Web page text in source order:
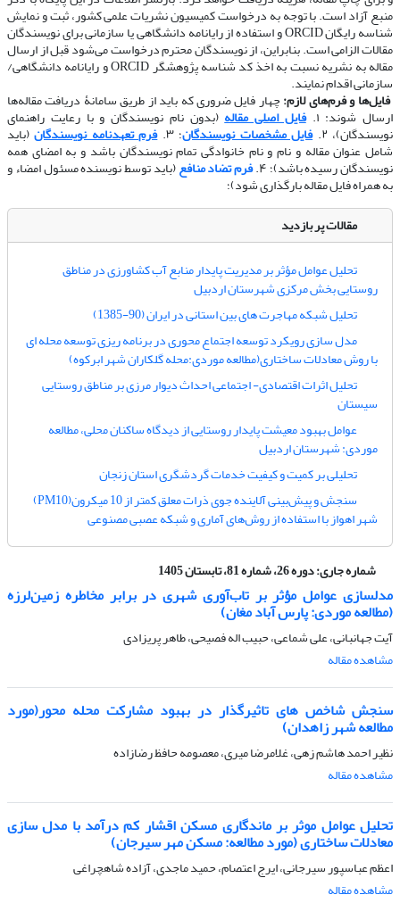
منبع آزاد است. با توجه به درخواست کمیسیون نشریات علمی کشور، ثبت و نمایش
شناسه رایگان ORCID و استفاده از رایانامه دانشگاهی یا سازمانی برای نویسندگان
مقالات الزامی است. بنابراین، از نویسندگان محترم درخواست می‌شود قبل از ارسال
مقاله به نشریه نسبت به اخذ کد شناسه پژوهشگر ORCID و رایانامه دانشگاهی/
سازمانی اقدام نمایند.
​​​​​​​فایل‌ها و فرم‌های لازم:چهار فایل ضروری که باید از طریق سامانۀ دریافت مقاله‌ها
ارسال شوند: ۱. فایل اصلی مقاله(بدون نام نویسندگان و با رعایت راهنمای
نویسندگان)، ۲. فایل مشخصات نویسندگان؛ ۳. فرم تعهدنامه نویسندگان(باید
شامل عنوان مقاله و نام و نام خانوادگی تمام نویسندگان باشد و به امضای همه
نویسندگان رسیده باشد)؛ ۴. فرم تضاد منافع(باید توسط نویسنده مسئول امضاء و
به همراه فایل مقاله بارگذاری شود)؛
مقالات پر بازدید
تحلیل عوامل مؤثر بر مدیریت پایدار منابع آب کشاورزی در مناطق
روستایی بخش مرکزی شهرستان اردبیل
تحلیل شبکه مهاجرت های بین استانی در ایران (90-1385)
مدل سازی رویکرد توسعه اجتماع محوری در برنامه ریزی توسعه محله ای
با روش معادلات ساختاری(مطالعه موردی:محله گلکاران شهر ابرکوه)
تحلیل اثرات اقتصادی- اجتماعی احداث دیوار مرزی بر مناطق روستایی
سیستان
عوامل بهبود معیشت پایدار روستایی از دیدگاه ساکنان محلی، مطالعه
موردی: شهرستان اردبیل
تحلیلی بر کمیت و کیفیت خدمات گردشگری استان زنجان
سنجش و پیش‌بینی آلاینده جوی ذرات معلق کمتر از 10 میکرون(PM10)
شهر اهواز با استفاده از روش‌های آماری و شبکه عصبی مصنوعی
شماره جاری:دوره 26، شماره 81، تابستان 1405
مدلسازی عوامل مؤثر بر تاب‌آوری شهری در برابر مخاطره زمین‌لرزه
(مطالعه موردی: پارس آباد مغان)
آیت جهانبانی، علی شماعی، حبیب اله فصیحی، طاهر پریزادی
مشاهده مقاله
سنجش شاخص های تاثیرگذار در بهبود مشارکت محله محور(مورد
مطالعه شهر زاهدان)
نظیر احمد هاشم زهی، غلامرضا میری، معصومه حافظ رضازاده
مشاهده مقاله
تحلیل عوامل موثر بر ماندگاری مسکن اقشار کم درآمد با مدل سازی
معادلات ساختاری (مورد مطالعه: مسکن مهر سیرجان)
اعظم عباسپور سیرجانی، ایرج اعتصام، حمید ماجدی، آزاده شاهچراغی
مشاهده مقاله